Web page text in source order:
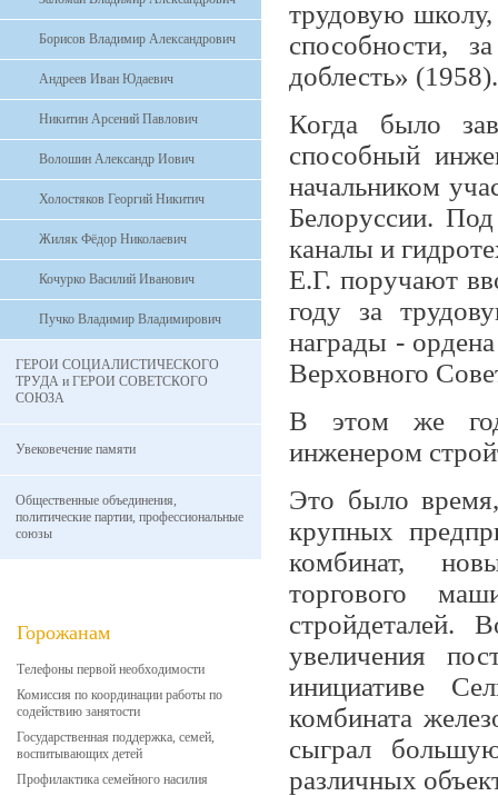
Борисов Владимир Александрович
Андреев Иван Юдаевич
Никитин Арсений Павлович
Волошин Александр Иович
Холостяков Георгий Никитич
Жиляк Фёдор Николаевич
Кочурко Василий Иванович
Пучко Владимир Владимирович
ГЕРОИ СОЦИАЛИСТИЧЕСКОГО
ТРУДА и ГЕРОИ СОВЕТСКОГО
СОЮЗА
Увековечение памяти
Общественные объединения,
политические партии, профессиональные
союзы
Горожанам
Телефоны первой необходимости
Комиссия по координации работы по
содействию занятости
Государственная поддержка, семей,
воспитывающих детей
Профилактика семейного насилия
трудовую школу,
способности,
доблесть» (1958).
Когда было
способный
начальником
Белорус­сии.
каналы и
Е.Г. поручают
году за
награды -
Верховного
В этом же
инженером
Это было время,
крупных
комбинат,
торгового
стройдеталей.
увеличения
инициативе
комбината
сыграл
различных